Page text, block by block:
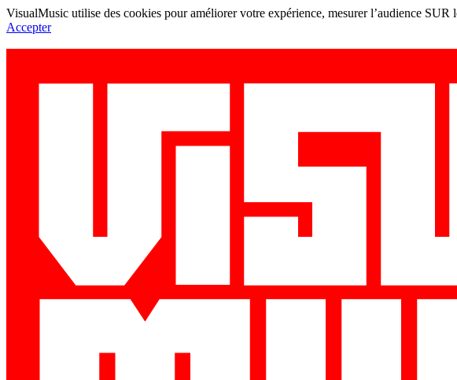
VisualMusic utilise des cookies pour améliorer votre expérience, mesurer l’audience SUR
Accepter